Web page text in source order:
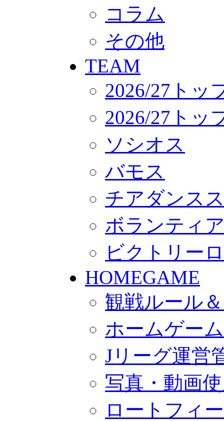
クラブ理念
クラブ情報
サステナビリティ
Web制作支援
コラム
その他
TEAM
2026/27トッ
2026/27トッ
ソシオス
バモス
チアダンス
ボランティ
ビクトリー
HOMEGAME
観戦ルール
ホームゲー
Jリーグ運営
写真・動画
ロートフィ